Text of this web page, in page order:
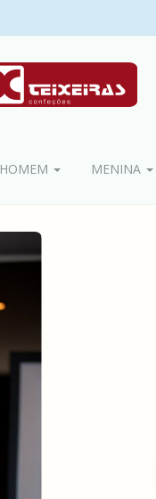
HOMEM MENINA